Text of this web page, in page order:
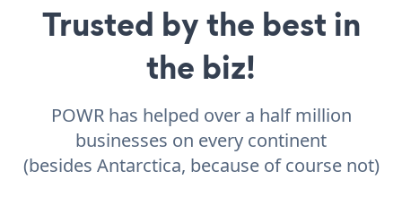
Trusted by the best in
the biz!
POWR has helped over a half million
businesses on every continent
(besides Antarctica, because of course not)